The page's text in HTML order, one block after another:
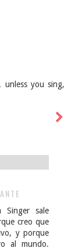
you sing,
Singer sale
creo que
y porque
al mundo.